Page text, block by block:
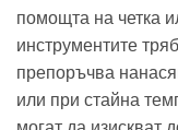
помощта на четка
инструментите
препоръчва
или при стайна